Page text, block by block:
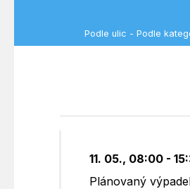
Podle ulic - Podle
11. 05., 08:00 -
Plánovaný